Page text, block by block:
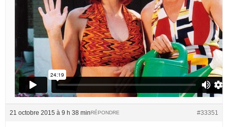
21 octobre 2015 à 9 h 38 min #33351
RÉPONDRE